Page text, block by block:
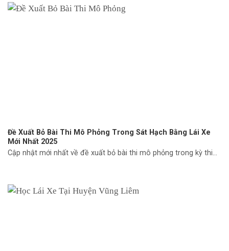
Đề Xuất Bỏ Bài Thi Mô Phỏng Trong Sát Hạch Bằng Lái Xe
Mới Nhất 2025
Cập nhật mới nhất về đề xuất bỏ bài thi mô phỏng trong kỳ thi...